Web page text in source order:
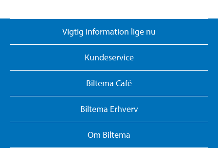
Vigtig information lige nu
Kundeservice
Biltema Café
Biltema Erhverv
Om Biltema